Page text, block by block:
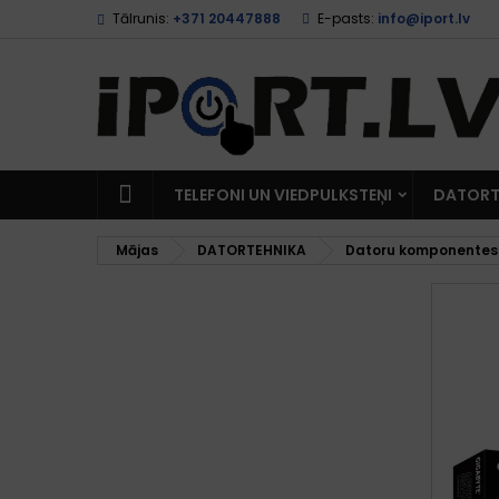
Tālrunis: +371 20447888 E-pasts: info@iport.lv
TELEFONI UN VIEDPULKSTEŅI
Mājas DATORTEHNIKA Datoru komponentes